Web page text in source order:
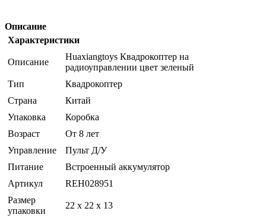
Описание
Характеристики
Описание
Huaxiangtoys Квадрокоптер на
радиоуправлении цвет зеленый
Тип
Квадрокоптер
Страна
Китай
Упаковка
Коробка
Возраст
От 8 лет
Управление
Пульт Д/У
Питание
Встроенный аккумулятор
Артикул
REH028951
Размер
упаковки
22 x 22 x 13